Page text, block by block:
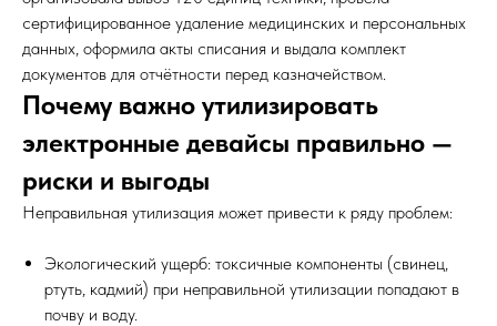
сертифицированное удаление медицинских и персональных
данных, оформила акты списания и выдала комплект
документов для отчётности перед казначейством.
Почему важно утилизировать
электронные девайсы правильно —
риски и выгоды
Неправильная утилизация может привести к ряду проблем:
Экологический ущерб: токсичные компоненты (свинец,
ртуть, кадмий) при неправильной утилизации попадают в
почву и воду.